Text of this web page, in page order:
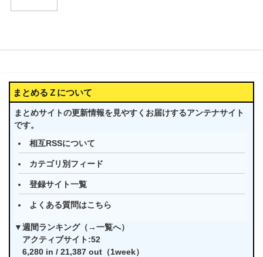
まとめるＺについて
まとめサイトの更新情報を見やすくお届けするアンテナサイト
です。
相互RSSについて
カテゴリ別フィード
登録サイト一覧
よくある質問はこちら
▼週間ランキング（→一覧へ）
アクティブサイト:52
6,280 in / 21,387 out（1week）